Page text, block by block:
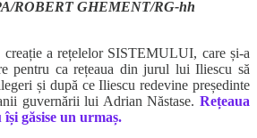
ROBERT GHEMENT/RG-hh
a rețelelor SISTEMULUI, care și-a
pentru ca rețeaua din jurul lui Iliescu să
și după ce Iliescu redevine președinte
guvernării lui Adrian Năstase. Rețeaua
găsise un urmaș.